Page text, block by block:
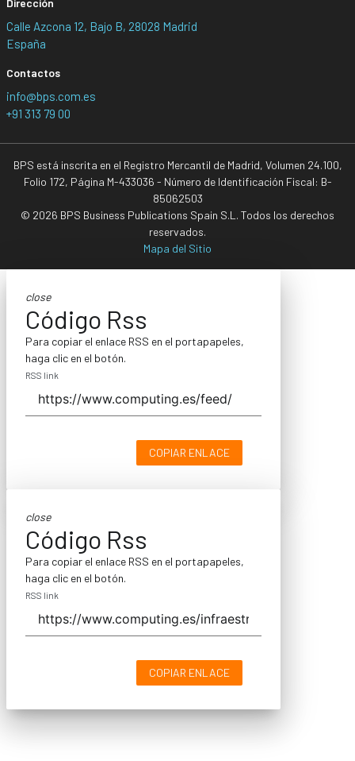
Dirección
Calle Azcona 12, Bajo B, 28028 Madrid
España
Contactos
info@bps.com.es
+91 313 79 00
BPS está inscrita en el Registro Mercantil de Madrid, Volumen 24.100,
Folio 172, Página M-433036 - Número de Identificación Fiscal: B-
85062503
© 2026 BPS Business Publications Spain S.L. Todos los derechos
reservados.
Mapa del Sitio
close
Código Rss
Para copiar el enlace RSS en el portapapeles,
haga clic en el botón.
RSS link
COPIAR ENLACE
close
Código Rss
Para copiar el enlace RSS en el portapapeles,
haga clic en el botón.
RSS link
COPIAR ENLACE